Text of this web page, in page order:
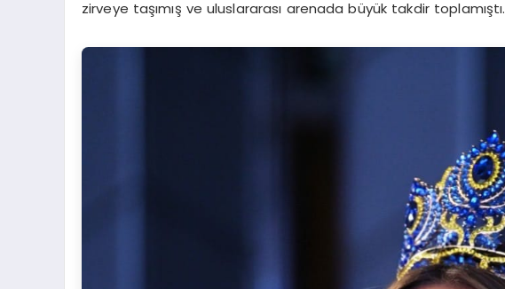
zirveye taşımış ve uluslararası arenada büyük takdir toplamıştı.